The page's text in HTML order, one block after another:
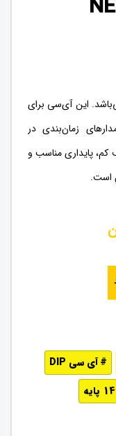
واحد می‌باشد. این آی‌سی برای
زمان‌بندی در
کم، پایداری مناسب و
است.
آی سی DIP